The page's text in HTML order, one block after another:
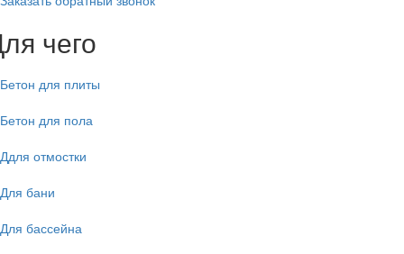
чего
Бетон для плиты
Бетон для пола
Ддля отмостки
Для бани
Для бассейна